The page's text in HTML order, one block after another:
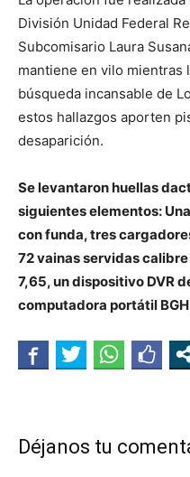
División Unidad Federal
Subcomisario Laura
mantiene en vilo mientras
búsqueda incansable de
estos hallazgos aporten
desaparición.
Se levantaron huellas
siguientes elementos:
con funda, tres
72 vainas servidas
7,65, un dispositivo DVR
computadora portátil
Déjanos tu